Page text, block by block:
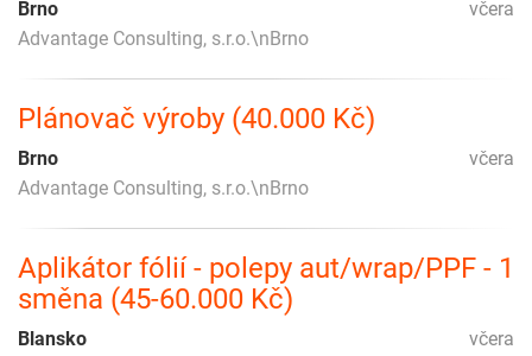
včera
Brno
Advantage Consulting, s.r.o.\nBrno
Plánovač výroby (40.000 Kč)
včera
Brno
Advantage Consulting, s.r.o.\nBrno
Aplikátor fólií - polepy aut/wrap/PPF - 1
směna (45-60.000 Kč)
včera
Blansko